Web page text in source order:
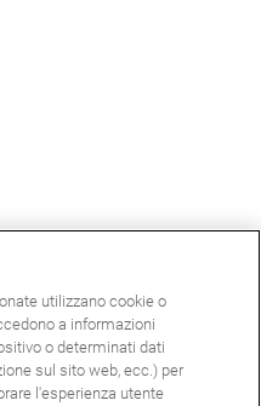
utilizzano cookie o
a informazioni
o determinati dati
sul sito web, ecc.) per
l'esperienza utente